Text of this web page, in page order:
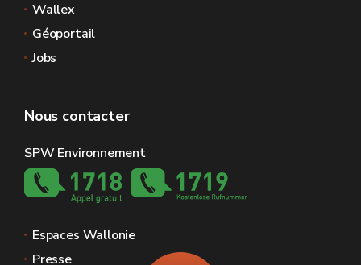
Wallex
Géoportail
Jobs
Nous contacter
SPW Environnement
Espaces Wallonie
Presse